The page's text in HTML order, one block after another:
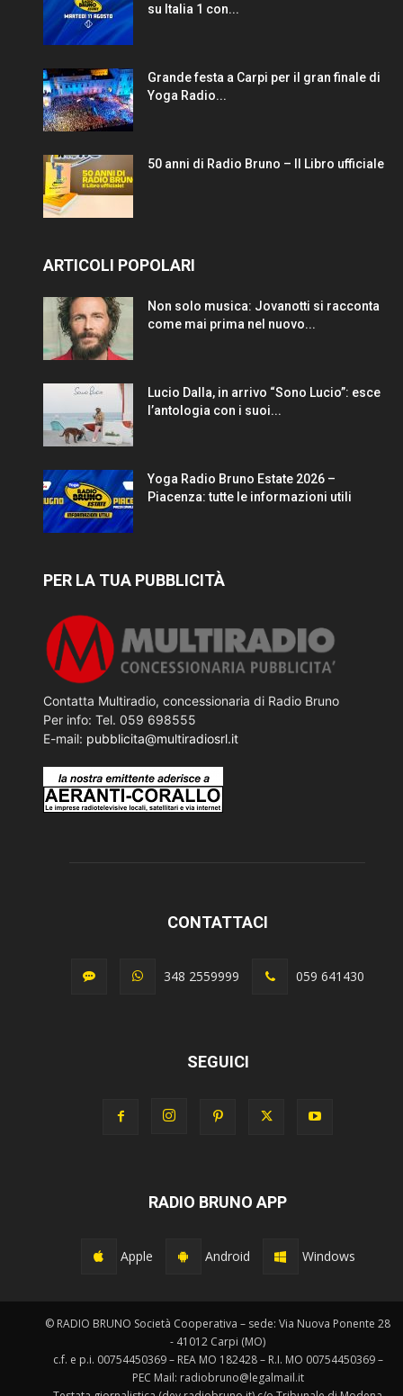
su Italia 1 con...
Grande festa a Carpi per il gran finale di
Yoga Radio...
50 anni di Radio Bruno – Il Libro ufficiale
ARTICOLI POPOLARI
Non solo musica: Jovanotti si racconta
come mai prima nel nuovo...
Lucio Dalla, in arrivo “Sono Lucio”: esce
l’antologia con i suoi...
Yoga Radio Bruno Estate 2026 –
Piacenza: tutte le informazioni utili
PER LA TUA PUBBLICITÀ
Contatta Multiradio, concessionaria di Radio Bruno
Per info: Tel. 059 698555
E-mail: pubblicita@multiradiosrl.it
CONTATTACI
348 2559999 059 641430
SEGUICI
RADIO BRUNO APP
Apple Android Windows
© RADIO BRUNO Società Cooperativa – sede: Via Nuova Ponente 28
- 41012 Carpi (MO)
c.f. e p.i. 00754450369 – REA MO 182428 – R.I. MO 00754450369 –
PEC Mail: radiobruno@legalmail.it